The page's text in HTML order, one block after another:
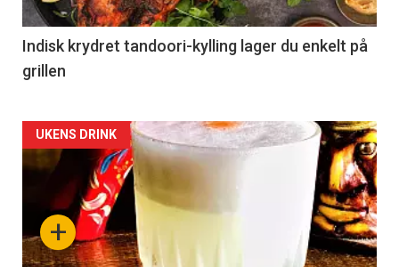
Indisk krydret tandoori-kylling lager du enkelt på
grillen
Forsiden
akkurat
nå
-
+
UKENS DRINK